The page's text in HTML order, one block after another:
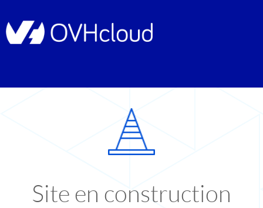
Site en construction